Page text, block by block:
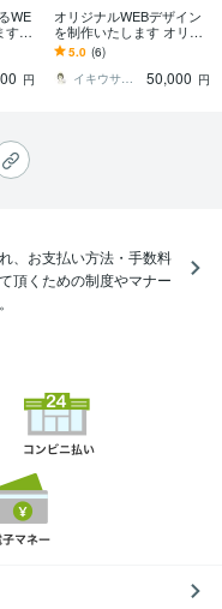
WE
St
デ
円
オリジナルWEBデザイン
を制作いたします オリジ
ナルイラスト制作可能！
（対応できない絵柄があ
ります。）
5.0 (6)
イキウサ｜イキウサデザイン
50,000 円
、お支払い方法・手数料
頂くための制度やマナー